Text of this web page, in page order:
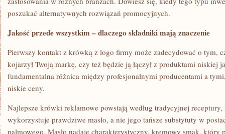
poszukać alternatywnych rozwiązań promocyjnych.
Jakość przede wszystkim – dlaczego składniki mają znaczenie
Pierwszy kontakt z krówką z logo firmy może zadecydować o tym,
kojarzył Twoją markę, czy też będzie ją łączył z produktami niskiej
fundamentalna różnica między profesjonalnymi producentami a
niskie ceny.
Najlepsze krówki reklamowe powstają według tradycyjnej
wykorzystuje prawdziwe masło, a nie jego tańsze substytuty w
palmowego. Masło nadaje charakterystyczny, kremowy smak, który